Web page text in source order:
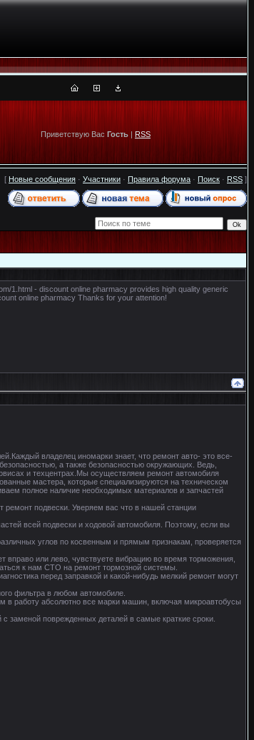
Приветствую Вас Гость | RSS
[ Новые сообщения · Участники · Правила форума · Поиск · RSS ]
1.html - discount online pharmacy provides high quality generic
online pharmacy Thanks for your attention!
владелец иномарки знает, что ремонт авто- это все-
а также безопасностью окружающих. Ведь,
и техцентрах.Мы осуществляем ремонт автомобиля
мастера, которые специализируются на техническом
полное наличие необходимых материалов и запчастей
ремонт подвески. Уверяем вас что в нашей станции
всей подвески и ходовой автомобиля. Поэтому, если вы
углов по косвенным и прямым признакам, проверяется
или лево, чувствуете вибрацию во время торможения,
к нам СТО на ремонт тормозной системы.
перед заправкой и какой-нибудь мелкий ремонт могут
фильтра в любом автомобиле.
в работу абсолютно все марки машин, включая микроавтобусы
заменой поврежденных деталей в самые краткие сроки.